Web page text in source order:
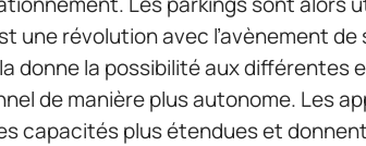
une révolution avec l’avènement
donne la possibilité aux différentes
de manière plus autonome. Les
capacités plus étendues et donnent